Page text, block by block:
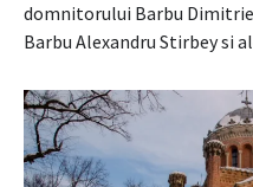
domnitorului Barbu
Barbu Alexandru Stirbey si